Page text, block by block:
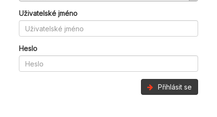
Uživatelské jméno
Heslo
Přihlásit se